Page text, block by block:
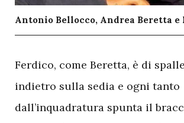
Antonio Bellocco, Andrea Beretta e
Ferdico, come Beretta, è di
indietro sulla sedia e ogni tanto
dall’inquadratura spunta il